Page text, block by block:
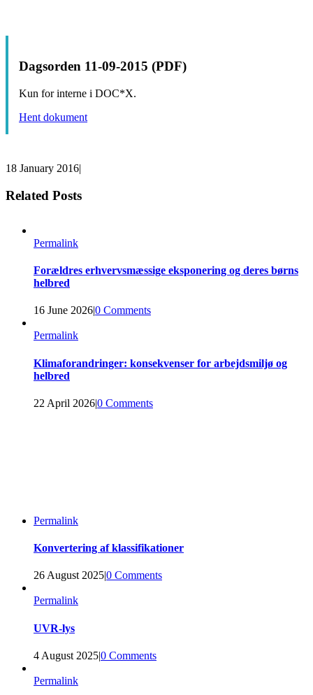
Dagsorden 11-09-2015 (PDF)
Kun for interne i DOC*X.
Hent dokument
18 January 2016|
Related Posts
Permalink
Forældres erhvervsmæssige eksponering og deres børns
helbred
16 June 2026|0 Comments
Permalink
Klimaforandringer: konsekvenser for arbejdsmiljø og
helbred
22 April 2026|0 Comments
Permalink
Konvertering af klassifikationer
26 August 2025|0 Comments
Permalink
UVR-lys
4 August 2025|0 Comments
Permalink